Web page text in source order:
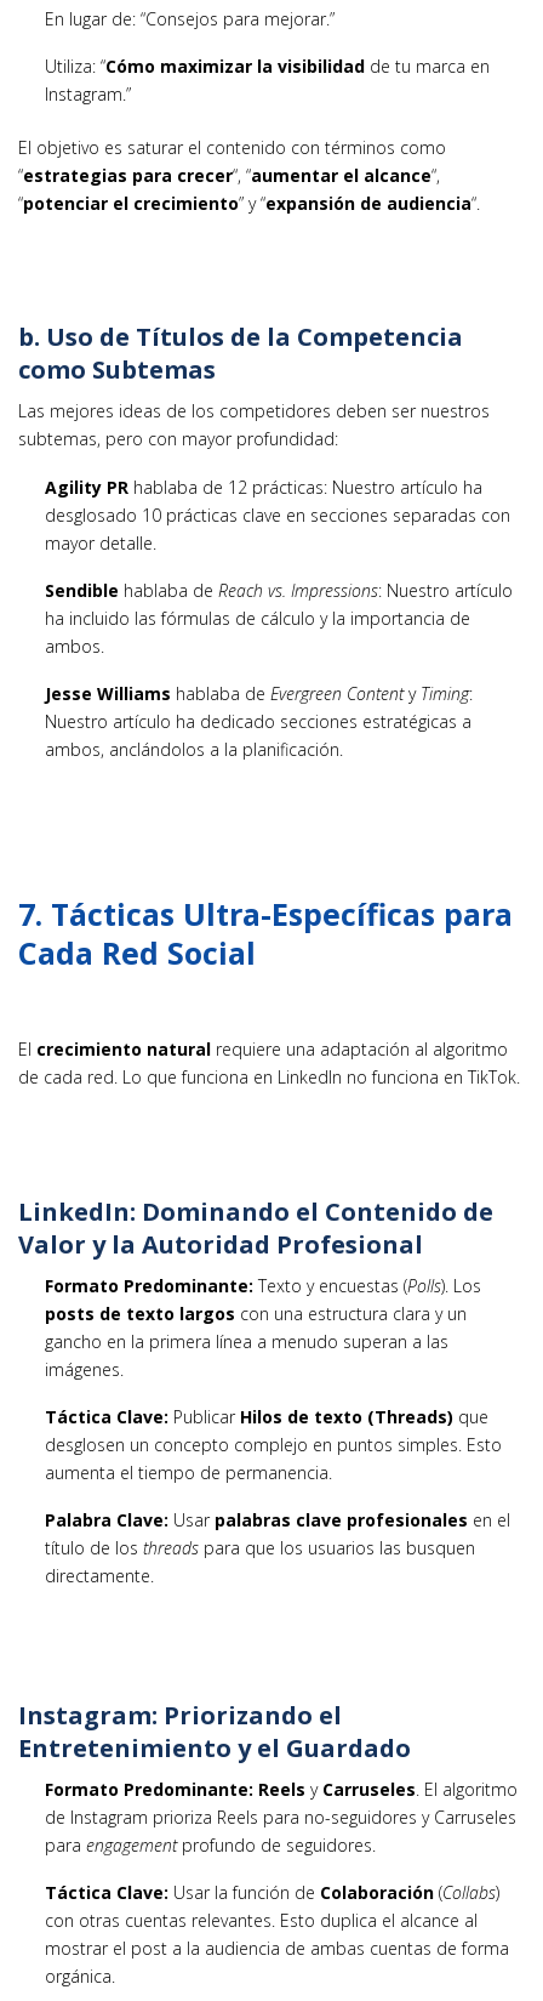
En lugar de: “Consejos para mejorar.”
Utiliza: “Cómo maximizar la visibilidad de tu marca en
Instagram.”
El objetivo es saturar el contenido con términos como
“estrategias para crecer“, “aumentar el alcance“,
“potenciar el crecimiento” y “expansión de audiencia“.
b. Uso de Títulos de la Competencia
como Subtemas
Las mejores ideas de los competidores deben ser nuestros
subtemas, pero con mayor profundidad:
Agility PR hablaba de 12 prácticas: Nuestro artículo ha
desglosado 10 prácticas clave en secciones separadas con
mayor detalle.
Sendible hablaba de Reach vs. Impressions: Nuestro artículo
ha incluido las fórmulas de cálculo y la importancia de
ambos.
Jesse Williams hablaba de Evergreen Contenty Timing:
Nuestro artículo ha dedicado secciones estratégicas a
ambos, anclándolos a la planificación.
7. Tácticas Ultra-Específicas para
Cada Red Social
El crecimiento natural requiere una adaptación al algoritmo
de cada red. Lo que funciona en LinkedIn no funciona en TikTok.
LinkedIn: Dominando el Contenido de
Valor y la Autoridad Profesional
Formato Predominante: Texto y encuestas (Polls). Los
posts de texto largos con una estructura clara y un
gancho en la primera línea a menudo superan a las
imágenes.
Táctica Clave: Publicar Hilos de texto (Threads) que
desglosen un concepto complejo en puntos simples. Esto
aumenta el tiempo de permanencia.
Palabra Clave: Usar palabras clave profesionales en el
título de losthreads para que los usuarios las busquen
directamente.
Instagram: Priorizando el
Entretenimiento y el Guardado
Formato Predominante: Reels y Carruseles. El algoritmo
de Instagram prioriza Reels para no-seguidores y Carruseles
paraengagementprofundo de seguidores.
Táctica Clave: Usar la función de Colaboración (Collabs)
con otras cuentas relevantes. Esto duplica el alcance al
mostrar el post a la audiencia de ambas cuentas de forma
orgánica.